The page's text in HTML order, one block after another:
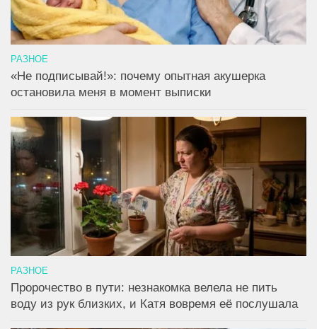
РАЗНОЕ
«Не подписывай!»: почему опытная акушерка
остановила меня в момент выписки
РАЗНОЕ
Пророчество в пути: незнакомка велела не пить
воду из рук близких, и Катя вовремя её послушала